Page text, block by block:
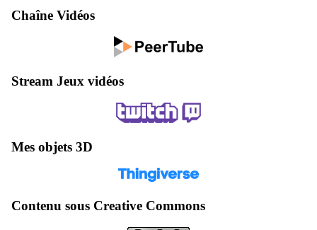
Chaîne Vidéos
Stream Jeux vidéos
Mes objets 3D
Contenu sous Creative Commons